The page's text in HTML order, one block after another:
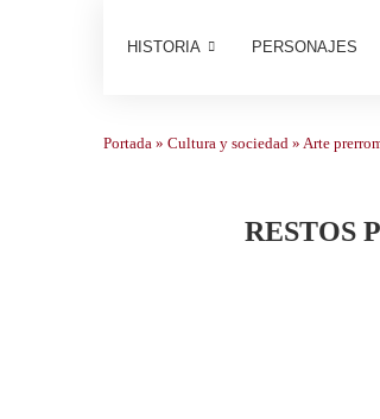
HISTORIA PERSONAJES
Portada » Cultura y sociedad » Arte
RESTOS